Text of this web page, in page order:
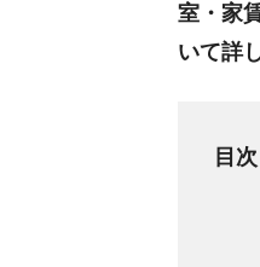
室・家
いて詳
目次